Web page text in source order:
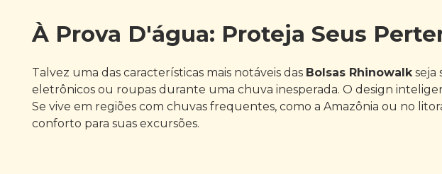
À Prova D'água: Proteja Seus
Talvez uma das características mais notáveis das Bolsas Rhinowalk seja
eletrônicos ou roupas durante uma chuva inesperada. O design
Se vive em regiões com chuvas frequentes, como a Amazônia ou no
conforto para suas excursões.